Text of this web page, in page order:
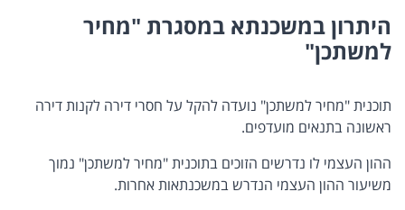
היתרון במשכנתא במסגרת "מחיר
למשתכן"
תוכנית "מחיר למשתכן" נועדה להקל על חסרי דירה לקנות דירה
ראשונה בתנאים מועדפים.
​ההון העצמי לו נדרשים הזוכים בתוכנית "מחיר למשתכן" נמוך
משיעור ההון העצמי הנדרש במשכנתאות אחרות.